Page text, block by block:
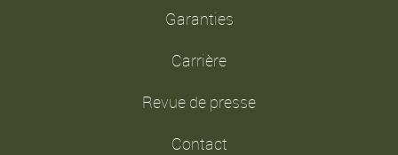
Garanties
Carrière
Revue de presse
Contact